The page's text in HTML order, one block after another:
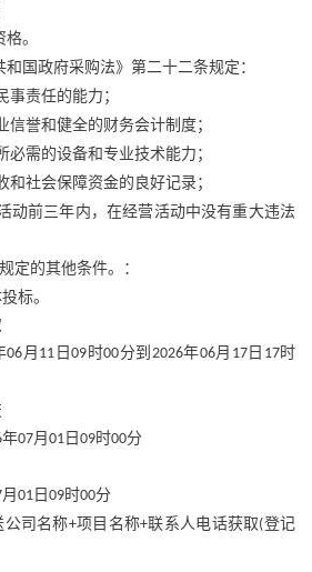
。
国政府采购法》第二十二条规定：
事责任的能力；
信誉和健全的财务会计制度；
必需的设备和专业技术能力；
和社会保障资金的良好记录；
动前三年内，在经营活动中没有重大违法
定的其他条件。：
标。
06月 11 日 09 时00分到 2026年06月 17日 17时
年07月 01 日 09时00分
月 01 日 09时00分
公司名称+项目名称+联系人电话获取(登记